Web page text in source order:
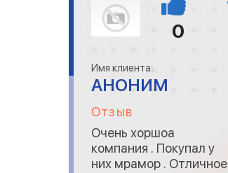
0
Имя клиента:
АНОНИМ
Отзыв
Очень хоршоа
компания . Покупал у
них мрамор . Отличное